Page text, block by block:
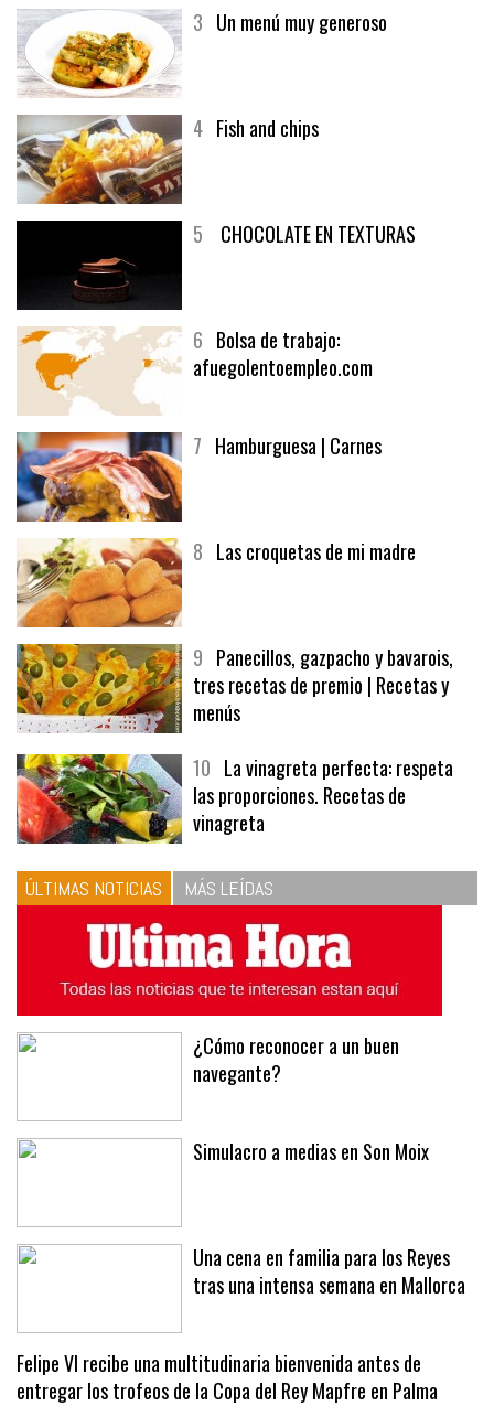
3 Un menú muy generoso
4 Fish and chips
5 CHOCOLATE EN TEXTURAS
6 Bolsa de trabajo:
afuegolentoempleo.com
7 Hamburguesa | Carnes
8 Las croquetas de mi madre
9 Panecillos, gazpacho y bavarois,
tres recetas de premio | Recetas y
menús
10 La vinagreta perfecta: respeta
las proporciones. Recetas de
vinagreta
ÚLTIMAS NOTICIAS MÁS LEÍDAS
¿Cómo reconocer a un buen
navegante?
Simulacro a medias en Son Moix
Una cena en familia para los Reyes
tras una intensa semana en Mallorca
Felipe VI recibe una multitudinaria bienvenida antes de
entregar los trofeos de la Copa del Rey Mapfre en Palma